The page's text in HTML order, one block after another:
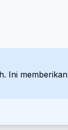
Ini memberikan